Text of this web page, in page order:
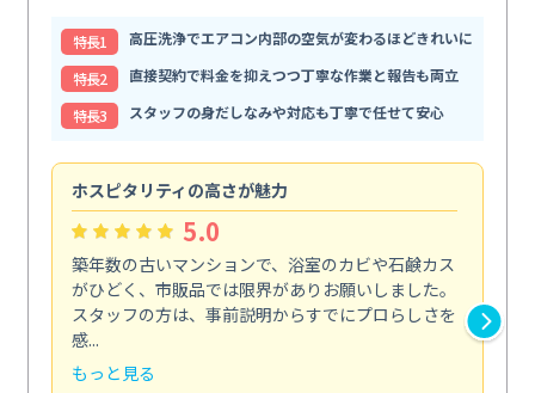
特⻑1
高圧洗浄でエアコン内部の空気が変わるほどきれいに
特⻑2
直接契約で料金を抑えつつ丁寧な作業と報告も両立
特⻑3
スタッフの身だしなみや対応も丁寧で任せて安心
ホスピタリティの高さが魅力
5.0
築年数の古いマンションで、浴室のカビや石鹸カス
がひどく、市販品では限界がありお願いしました。
スタッフの方は、事前説明からすでにプロらしさを
感...
もっと見る